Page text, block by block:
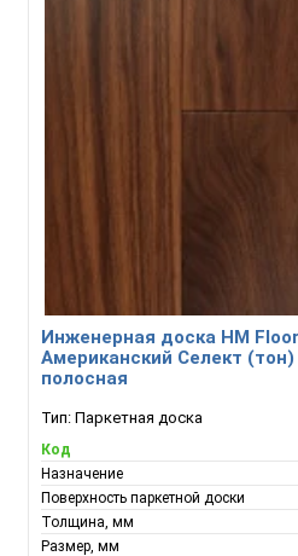
Инженерная доска HM
Американский Селект
полосная
Тип: Паркетная доска
Код
Назначение
Поверхность паркетной доски
Толщина, мм
Размер, мм